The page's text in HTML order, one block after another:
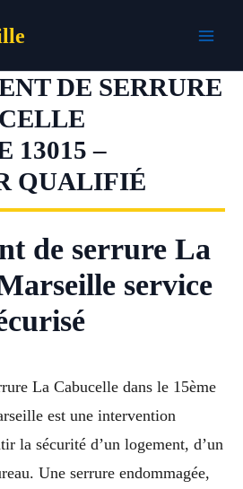
DE SERRURE
13015 –
QUALIFIÉ
de serrure La
service
La Cabucelle dans le 15ème
est une intervention
la sécurité d’un logement, d’un
Une serrure endommagée,